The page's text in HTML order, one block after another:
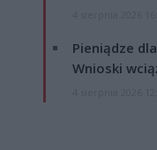
Pieniądze
Wnioski